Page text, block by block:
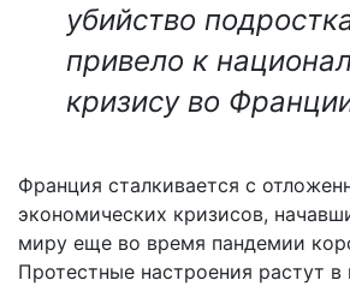
убийство
привело к
кризису во
Франция сталкивается с
экономических кризисов,
миру еще во время пандемии
Протестные настроения растут в